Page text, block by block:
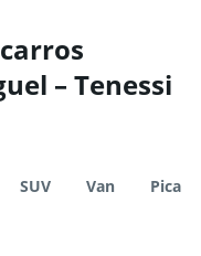
– Tenessi
SUV Van Picape